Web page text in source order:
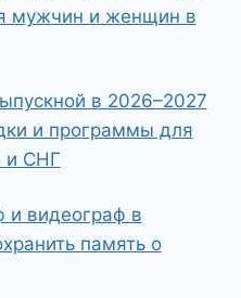
мужчин и женщин в
в 2026–2027
и программы для
и СНГ
и видеограф в
память о